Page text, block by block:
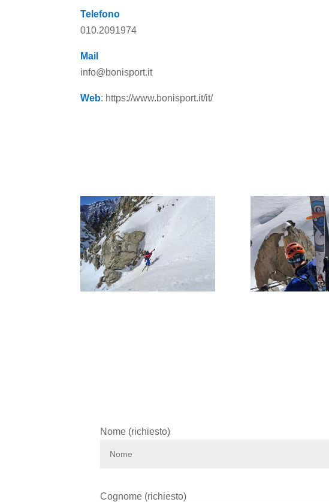
Telefono
010.2091974
Mail
info@bonisport.it
Web: https://www.bonisport.it/it/
Nome (richiesto)
Cognome (richiesto)